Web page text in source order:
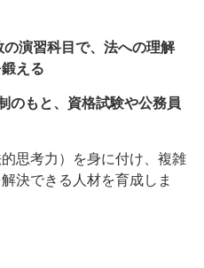
演習科目で、法への理解
える
のもと、資格試験や公務員
思考力）を身に付け、複雑
決できる人材を育成しま